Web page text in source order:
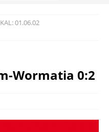
01.06.02
Wormatia 0:2